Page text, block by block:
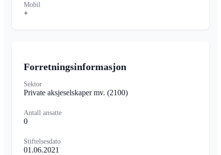
Mobil
+
Forretningsinformasjon
Sektor
Private aksjeselskaper mv. (2100)
Antall ansatte
0
Stiftelsesdato
01.06.2021